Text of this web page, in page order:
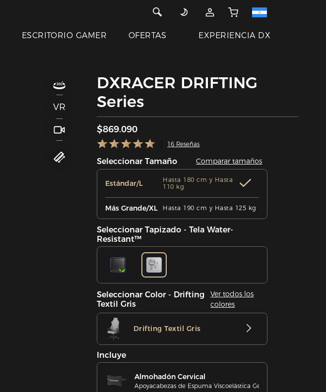
ESCRITORIO GAMER OFERTAS EXPERIENCIA DX
VR
DXRACER DRIFTING
Series
$869.090
16 Reseñas
Seleccionar Tamaño Comparar tamaños
Estándar/L
Hasta 180 cm y Hasta
110 kg
Más Grande/XL Hasta 190 cm y Hasta 125 kg
Seleccionar Tapizado - Tela Water-
Resistant™
Seleccionar Color - Drifting
Textil Gris
Ver todos los
colores
Drifting Textil Gris
Incluye
Almohadón Cervical
Apoyacabezas de Espuma Viscoelástica Gel Frío